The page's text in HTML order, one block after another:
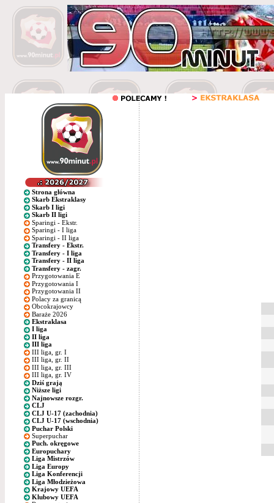
Strona główna
Skarb Ekstraklasy
Skarb I ligi
Skarb II ligi
Sparingi - Ekstr.
Sparingi - I liga
Sparingi - II liga
Transfery - Ekstr.
Transfery - I liga
Transfery - II liga
Transfery - zagr.
Przygotowania E
Przygotowania I
Przygotowania II
Polacy za granicą
Obcokrajowcy
Baraże 2026
Ekstraklasa
I liga
II liga
III liga
III liga, gr. I
III liga, gr. II
III liga, gr. III
III liga, gr. IV
Dziś grają
Niższe ligi
Najnowsze rozgr.
CLJ
CLJ U-17 (zachodnia)
CLJ U-17 (wschodnia)
Puchar Polski
Superpuchar
Puch. okręgowe
Europuchary
Liga Mistrzów
Liga Europy
Liga Konferencji
Liga Młodzieżowa
Krajowy UEFA
Klubowy UEFA